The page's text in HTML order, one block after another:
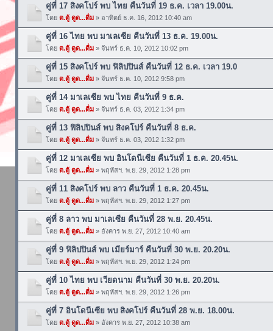
คู่ที่ 17 สิงคโปร์ พบ ไทย คืนวันที่ 19 ธ.ค. เวลา 19.00น.
โดย ต.ตู้ ดูด...ดื่ม» อาทิตย์ ธ.ค. 16, 2012 10:40 am
คู่ที่ 16 ไทย พบ มาเลเซีย คืนวันที่ 13 ธ.ค. 19.00น.
โดย ต.ตู้ ดูด...ดื่ม» จันทร์ ธ.ค. 10, 2012 10:02 pm
คู่ที่ 15 สิงคโปร์ พบ ฟิลิปปินส์ คืนวันที่ 12 ธ.ค. เวลา 19.0
โดย ต.ตู้ ดูด...ดื่ม» จันทร์ ธ.ค. 10, 2012 9:58 pm
คู่ที่ 14 มาเลเซีย พบ ไทย คืนวันที่ 9 ธ.ค.
โดย ต.ตู้ ดูด...ดื่ม» จันทร์ ธ.ค. 03, 2012 1:34 pm
คู่ที่ 13 ฟิลิปปินส์ พบ สิงคโปร์ คืนวันที่ 8 ธ.ค.
โดย ต.ตู้ ดูด...ดื่ม» จันทร์ ธ.ค. 03, 2012 1:32 pm
คู่ที่ 12 มาเลเซีย พบ อินโดนีเซีย คืนวันที่ 1 ธ.ค. 20.45น.
โดย ต.ตู้ ดูด...ดื่ม» พฤหัสฯ. พ.ย. 29, 2012 1:28 pm
คู่ที่ 11 สิงคโปร์ พบ ลาว คืนวันที่ 1 ธ.ค. 20.45น.
โดย ต.ตู้ ดูด...ดื่ม» พฤหัสฯ. พ.ย. 29, 2012 1:27 pm
คู่ที่ 8 ลาว พบ มาเลเซีย คืนวันที่ 28 พ.ย. 20.45น.
โดย ต.ตู้ ดูด...ดื่ม» อังคาร พ.ย. 27, 2012 10:40 am
คู่ที่ 9 ฟิลิปปินส์ พบ เมียร์มาร์ คืนวันที่ 30 พ.ย. 20.20น.
โดย ต.ตู้ ดูด...ดื่ม» พฤหัสฯ. พ.ย. 29, 2012 1:24 pm
คู่ที่ 10 ไทย พบ เวียดนาม คืนวันที่ 30 พ.ย. 20.20น.
โดย ต.ตู้ ดูด...ดื่ม» พฤหัสฯ. พ.ย. 29, 2012 1:26 pm
คู่ที่ 7 อินโดนีเซีย พบ สิงคโปร์ คืนวันที่ 28 พ.ย. 18.00น.
โดย ต.ตู้ ดูด...ดื่ม» อังคาร พ.ย. 27, 2012 10:38 am